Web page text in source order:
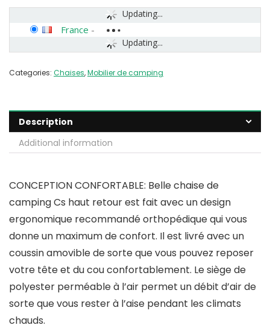
Updating...
Updating...
France -
Categories: Chaises,Mobilier de camping
Description
Additional information
CONCEPTION CONFORTABLE: Belle chaise de
camping Cs haut retour est fait avec un design
ergonomique recommandé orthopédique qui vous
donne un maximum de confort. Il est livré avec un
coussin amovible de sorte que vous pouvez reposer
votre tête et du cou confortablement. Le siège de
polyester perméable à l’air permet un débit d’air de
sorte que vous rester à l’aise pendant les climats
chauds.